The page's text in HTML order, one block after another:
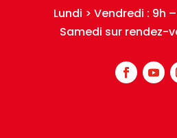
Lundi > Vendredi : 9h –
Samedi sur rendez-